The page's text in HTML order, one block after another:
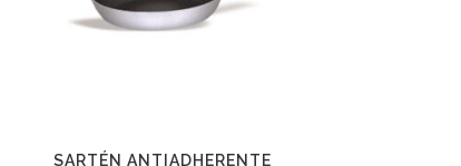
SARTÉN ANTIADHERENTE